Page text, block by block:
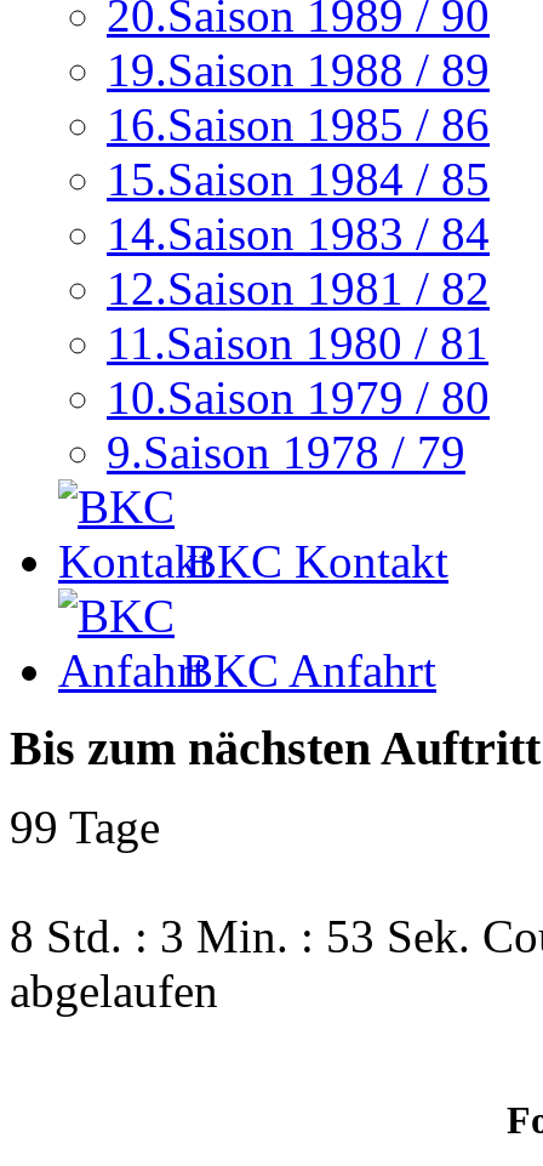
20.Saison 1989 / 90
19.Saison 1988 / 89
16.Saison 1985 / 86
15.Saison 1984 / 85
14.Saison 1983 / 84
12.Saison 1981 / 82
11.Saison 1980 / 81
10.Saison 1979 / 80
9.Saison 1978 / 79
BKC Kontakt
BKC Anfahrt
Bis zum nächsten
99 Tage
8 Std. : 3 Min. : 52 Sek.
abgelaufen